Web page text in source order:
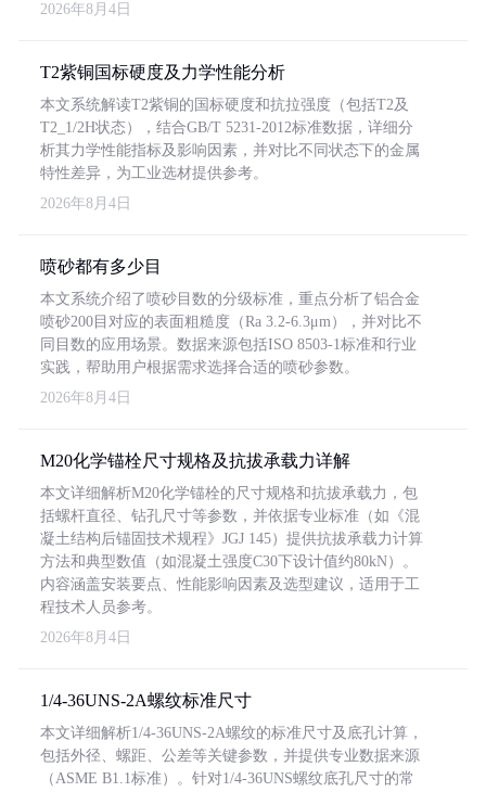
2026年8月4日
T2紫铜国标硬度及力学性能分析
本文系统解读T2紫铜的国标硬度和抗拉强度（包括T2及
T2_1/2H状态），结合GB/T 5231-2012标准数据，详细分
析其力学性能指标及影响因素，并对比不同状态下的金属
特性差异，为工业选材提供参考。
2026年8月4日
喷砂都有多少目
本文系统介绍了喷砂目数的分级标准，重点分析了铝合金
喷砂200目对应的表面粗糙度（Ra 3.2-6.3μm），并对比不
同目数的应用场景。数据来源包括ISO 8503-1标准和行业
实践，帮助用户根据需求选择合适的喷砂参数。
2026年8月4日
M20化学锚栓尺寸规格及抗拔承载力详解
本文详细解析M20化学锚栓的尺寸规格和抗拔承载力，包
括螺杆直径、钻孔尺寸等参数，并依据专业标准（如《混
凝土结构后锚固技术规程》JGJ 145）提供抗拔承载力计算
方法和典型数值（如混凝土强度C30下设计值约80kN）。
内容涵盖安装要点、性能影响因素及选型建议，适用于工
程技术人员参考。
2026年8月4日
1/4-36UNS-2A螺纹标准尺寸
本文详细解析1/4-36UNS-2A螺纹的标准尺寸及底孔计算，
包括外径、螺距、公差等关键参数，并提供专业数据来源
（ASME B1.1标准）。针对1/4-36UNS螺纹底孔尺寸的常